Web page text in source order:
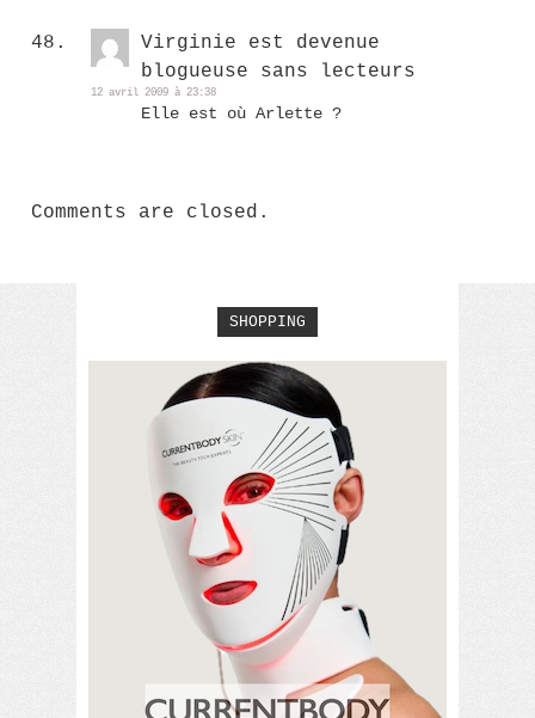
Virginie est devenue
blogueuse sans lecteurs
12 avril 2009 à 23:38
Elle est où Arlette ?
Comments are closed.
SHOPPING